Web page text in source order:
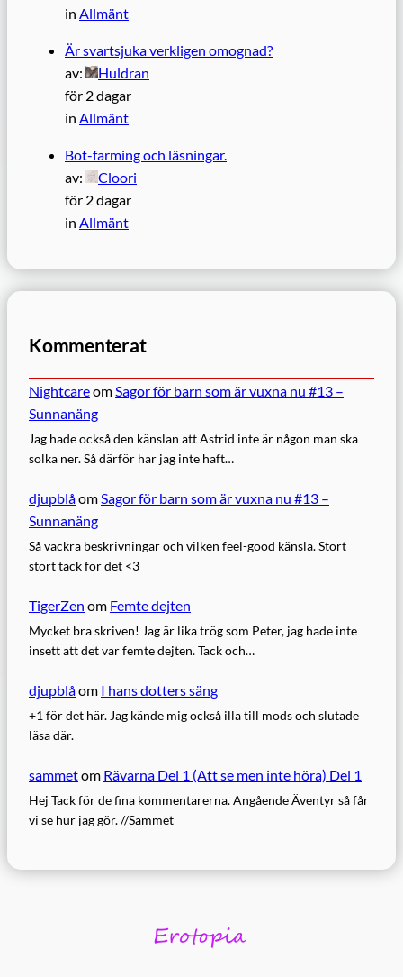
in Allmänt
Är svartsjuka verkligen omognad?
av:
Huldran
för 2 dagar
in Allmänt
Bot-farming och läsningar.
av:
Cloori
för 2 dagar
in Allmänt
Kommenterat
NightcareomSagor för barn som är vuxna nu #13 –
Sunnanäng
Jag hade också den känslan att Astrid inte är någon man ska
solka ner. Så därför har jag inte haft…
djupblåomSagor för barn som är vuxna nu #13 –
Sunnanäng
Så vackra beskrivningar och vilken feel-good känsla. Stort
stort tack för det <3
TigerZen om Femte dejten
Mycket bra skriven! Jag är lika trög som Peter, jag hade inte
insett att det var femte dejten. Tack och…
djupblåom I hans dotters säng
+1 för det här. Jag kände mig också illa till mods och slutade
läsa där.
sammetom Rävarna Del 1 (Att se men inte höra) Del 1
Hej Tack för de fina kommentarerna. Angående Äventyr så får
vi se hur jag gör. //Sammet